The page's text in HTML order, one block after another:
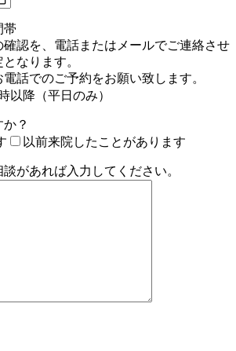
帯
認を、電話またはメールでご連絡させ
なります。
話でのご予約をお願い致します。
以降（平日のみ）
？
以前来院したことがあります
があれば入力してください。